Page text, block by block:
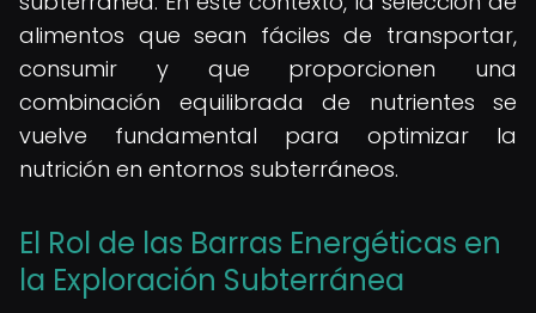
alimentos que sean fáciles de transportar,
consumir y que proporcionen una
combinación equilibrada de nutrientes se
vuelve fundamental para optimizar la
nutrición en entornos subterráneos.
El Rol de las Barras Energéticas en
la Exploración Subterránea